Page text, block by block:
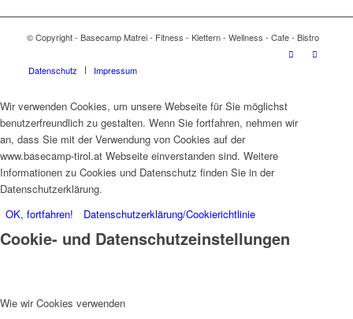
© Copyright - Basecamp Matrei - Fitness - Klettern - Wellness - Cafe - Bistro
Datenschutz Impressum
Wir verwenden Cookies, um unsere Webseite für Sie möglichst
benutzerfreundlich zu gestalten. Wenn Sie fortfahren, nehmen wir
an, dass Sie mit der Verwendung von Cookies auf der
www.basecamp-tirol.at Webseite einverstanden sind. Weitere
Informationen zu Cookies und Datenschutz finden Sie in der
Datenschutzerklärung.
OK, fortfahren!
Datenschutzerklärung/Cookierichtlinie
Cookie- und Datenschutzeinstellungen
Wie wir Cookies verwenden